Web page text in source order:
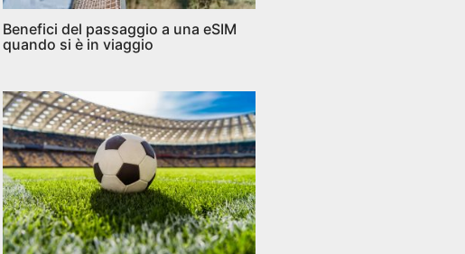
Benefici del passaggio a una eSIM
quando si è in viaggio